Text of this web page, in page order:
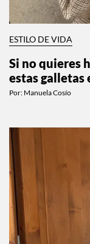
ESTILO DE VIDA
Si no quieres
estas galletas
Por: Manuela Cosío